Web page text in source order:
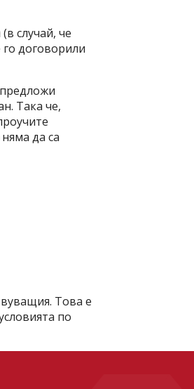
случай, че
договорили
Така че,
да са
Това е
по